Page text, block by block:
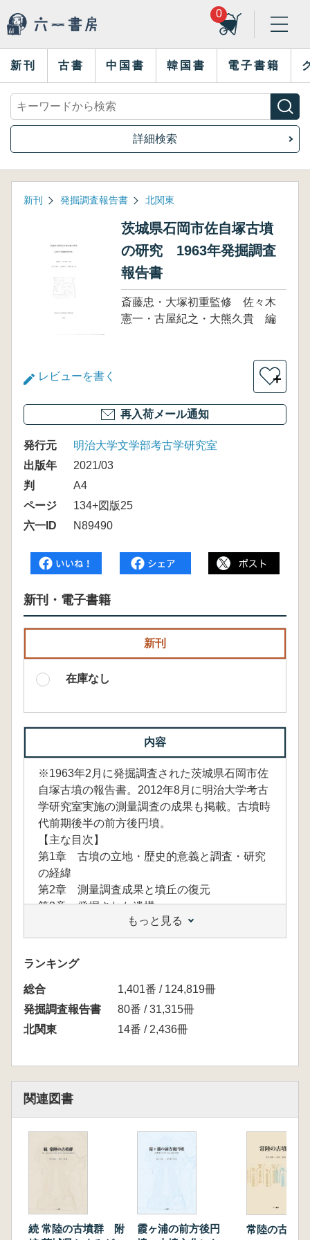
0
新刊 古書 中国書 韓国書 電子書籍
詳細検索
新刊 発掘調査報告書 北関東
茨城県石岡市佐自塚古墳
の研究 1963年発掘調査
報告書
斎藤忠・大塚初重監修 佐々木
憲一・古屋紀之・大熊久貴 編
レビューを書く ＋
再入荷メール通知
発行元
明治大学文学部考古学研究室
出版年
2021/03
判
A4
ページ
134+図版25
六一ID
N89490
新刊・電子書籍
新刊
在庫なし
内容
※1963年2月に発掘調査された茨城県石岡市佐
自塚古墳の報告書。2012年8月に明治大学考古
学研究室実施の測量調査の成果も掲載。古墳時
代前期後半の前方後円墳。
【主な目次】
第1章 古墳の立地・歴史的意義と調査・研究
の経緯
第2章 測量調査成果と墳丘の復元
第3章 発掘された遺構
第5章 考察
佐自塚古墳の性格 墳丘構築技法、埴輪、土師
器の観点から(大熊久貴)
佐自塚古墳出土の土器・埴輪類の系譜と祭層
(古屋紀之)
佐自塚古墳と方形環濠との関係性(大熊久貴)
もっと見る
ランキング
総合
1,401番 / 124,819冊
発掘調査報告書
80番 / 31,315冊
北関東
14番 / 2,436冊
関連図書
続 常陸の古墳群 附
霞ヶ浦の前方後円
常陸の古墳群